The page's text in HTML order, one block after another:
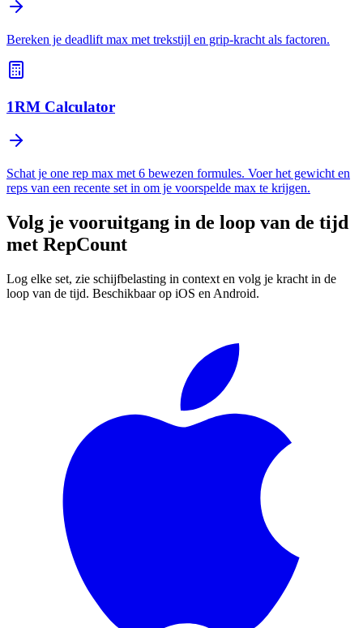
Bereken je deadlift max met trekstijl en grip-kracht als factoren.
1RM Calculator
Schat je one rep max met 6 bewezen formules. Voer het gewicht en
reps van een recente set in om je voorspelde max te krijgen.
Volg je vooruitgang in de loop van de tijd
met RepCount
Log elke set, zie schijfbelasting in context en volg je kracht in de
loop van de tijd. Beschikbaar op iOS en Android.